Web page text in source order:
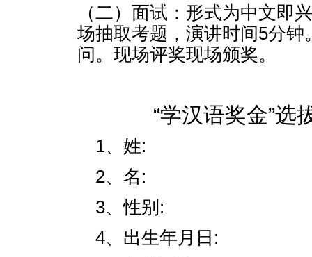
（二）面试：形式为中文即
场抽取考题，演讲时间5分钟
问。现场评奖现场颁奖。
“学汉语奖金”选
1、姓:
2、名:
3、性别:
4、出生年月日: